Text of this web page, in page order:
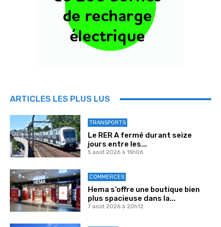
ARTICLES LES PLUS LUS
TRANSPORTS
Le RER A fermé durant seize
jours entre les...
5 août 2026 à 15h06
COMMERCES
Hema s’offre une boutique bien
plus spacieuse dans la...
7 août 2026 à 20h12